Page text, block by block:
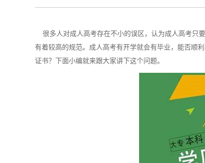
很多人对成人高考存在不小的误区，认为成人高考只
有着较高的规范。成人高考有开学就会有毕业，能否顺
证书？下面小编就来跟大家讲下这个问题。